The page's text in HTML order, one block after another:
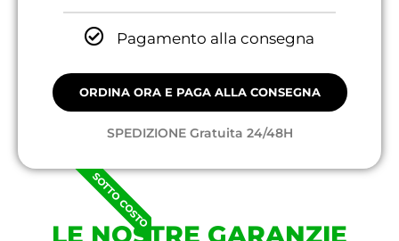
Pagamento alla consegna
ORDINA ORA E PAGA ALLA CONSEGNA
SPEDIZIONE Gratuita 24/48H
SOTTO COSTO
LE NOSTRE GARANZIE